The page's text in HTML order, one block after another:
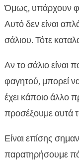
Όμως, υπάρχουν
Αυτό δεν είναι
σάλιου. Τότε
Αν το σάλιο είναι
φαγητού, μπορεί
έχει κάποιο άλλο
προσέξουμε αυτά
Είναι επίσης
παρατηρήσουμε